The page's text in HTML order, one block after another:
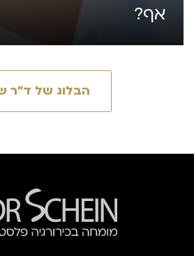
אף?
הבלוג של ד״ר